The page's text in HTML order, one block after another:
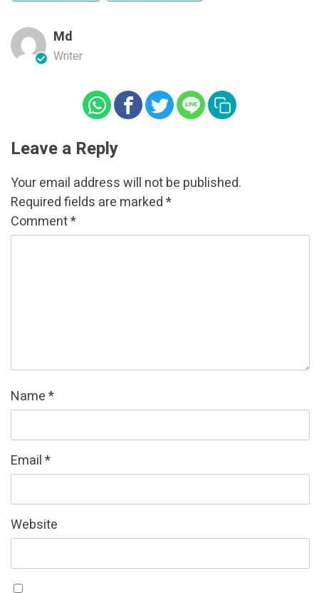
Md
Writer
Leave a Reply
Your email address will not be published.
Required fields are marked*
Comment*
Name*
Email*
Website